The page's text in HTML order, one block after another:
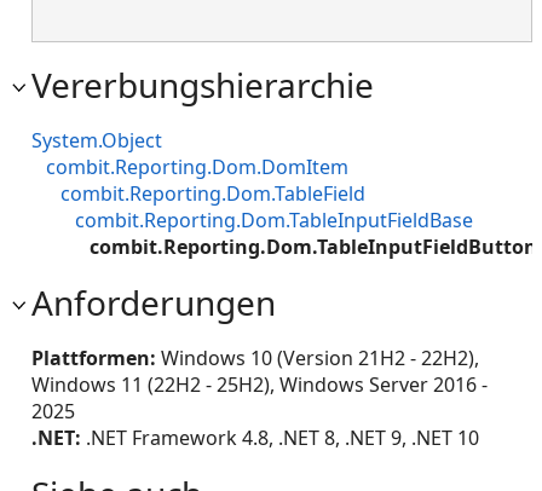
Vererbungshierarchie
System.Object
combit.Reporting.Dom.DomItem
combit.Reporting.Dom.TableField
combit.Reporting.Dom.TableInputFieldBase
combit.Reporting.Dom.TableInputFieldButton
Anforderungen
Plattformen: Windows 10 (Version 21H2 - 22H2),
Windows 11 (22H2 - 25H2), Windows Server 2016 -
2025
.NET: .NET Framework 4.8, .NET 8, .NET 9, .NET 10